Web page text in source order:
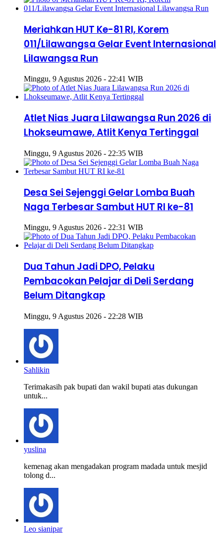
Meriahkan HUT Ke-81 RI, Korem
011/Lilawangsa Gelar Event Internasional
Lilawangsa Run
Minggu, 9 Agustus 2026 - 22:41 WIB
Atlet Nias Juara Lilawangsa Run 2026 di
Lhokseumawe, Atlit Kenya Tertinggal
Minggu, 9 Agustus 2026 - 22:35 WIB
Desa Sei Sejenggi Gelar Lomba Buah
Naga Terbesar Sambut HUT RI ke-81
Minggu, 9 Agustus 2026 - 22:31 WIB
Dua Tahun Jadi DPO, Pelaku
Pembacokan Pelajar di Deli Serdang
Belum Ditangkap
Minggu, 9 Agustus 2026 - 22:28 WIB
Sahlikin
Terimakasih pak bupati dan wakil bupati atas dukungan
untuk...
yuslina
kemenag akan mengadakan program madada untuk mesjid
tolong d...
Leo sianipar